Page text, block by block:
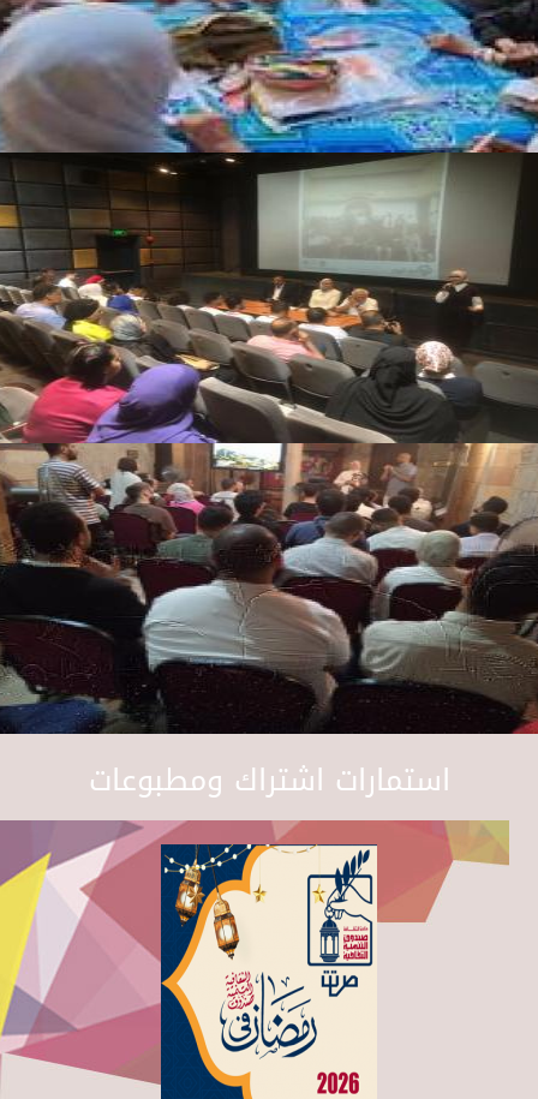
استمارات اشتراك ومطبوعات